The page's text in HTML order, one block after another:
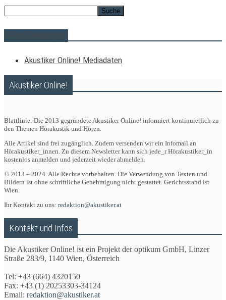
Dienstleistungen
Akustiker Online! Mediadaten
Akustiker Online!
Blattlinie: Die 2013 gegründete Akustiker Online! informiert kontinuierlich zu
den Themen Hörakustik und Hören.
Alle Artikel sind frei zugänglich. Zudem versenden wir ein Infomail an
Hörakustiker_innen. Zu diesem Newsletter kann sich jede_r Hörakustiker_in
kostenlos anmelden und jederzeit wieder abmelden.
© 2013 – 2024. Alle Rechte vorbehalten. Die Verwendung von Texten und
Bildern ist ohne schriftliche Genehmigung nicht gestattet. Gerichtsstand ist
Wien.
Ihr Kontakt zu uns: redaktion@akustiker.at
Kontakt und Infos
Die Akustiker Online! ist ein Projekt der optikum GmbH, Linzer
Straße 283/9, 1140 Wien, Österreich
Tel: +43 (664) 4320150
Fax: +43 (1) 20253303-34124
Email: redaktion@akustiker.at